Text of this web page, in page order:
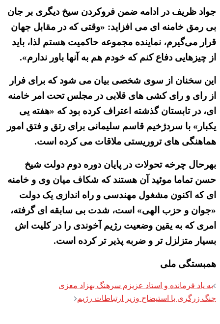
جواد ظریف در ادامه ضمن فروکردن سیخ دیگری بر جان
بی رمق خامنه ای می افزاید: «وقتی که در مقابل جهان
قرار می‌گیرم، نماینده مجموعه حاکمیت هستم لذا، باید
از چیزهایی دفاع کنم که خودم هم به آنها باور ندارم».
این سخنان از سوی شخصی بیان می شود که برای فرار
از رای و رای کشی های قلابی در مجلس تحت امر خامنه
ای، در تابستان گذشته اعتراف کرده بود که «هفته یی
یکبار» با سردژخیم قاسم سلیمانی برای رتق و فتق امور
هماهنگی های تروریستی ملاقات می کرده است.
بهرحال چرخه تحولات در پایان دوره دوم دولت شیخ
حسن تماما موئید آن هستند که شکاف میان وی و خامنه
ای که اکنون مشغول مهندسی و راه اندازی یک دولت
«جوان و حزب الهی» است، شدت بی سابقه ای گرفته،
امری که به یقین وضعیت رژیم آخوندی را در کلیت اش
بسیار متزلزل تر و ضربه پذیر تر کرده است.
همبستگی ملی
Post
navigation
به یاد فرمانده و استاد عزیزم سرهنگ بهزاد معزی
جنگ زرگری با استیضاح وزیر ارتباطات رژیم